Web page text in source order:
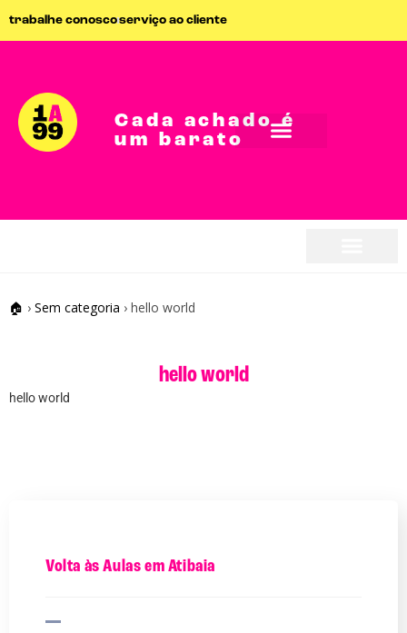
trabalhe conoscoserviço ao cliente
Cada achado é
um barato
🏠 › Sem categoria › hello world
hello world
hello world
Volta às Aulas em Atibaia